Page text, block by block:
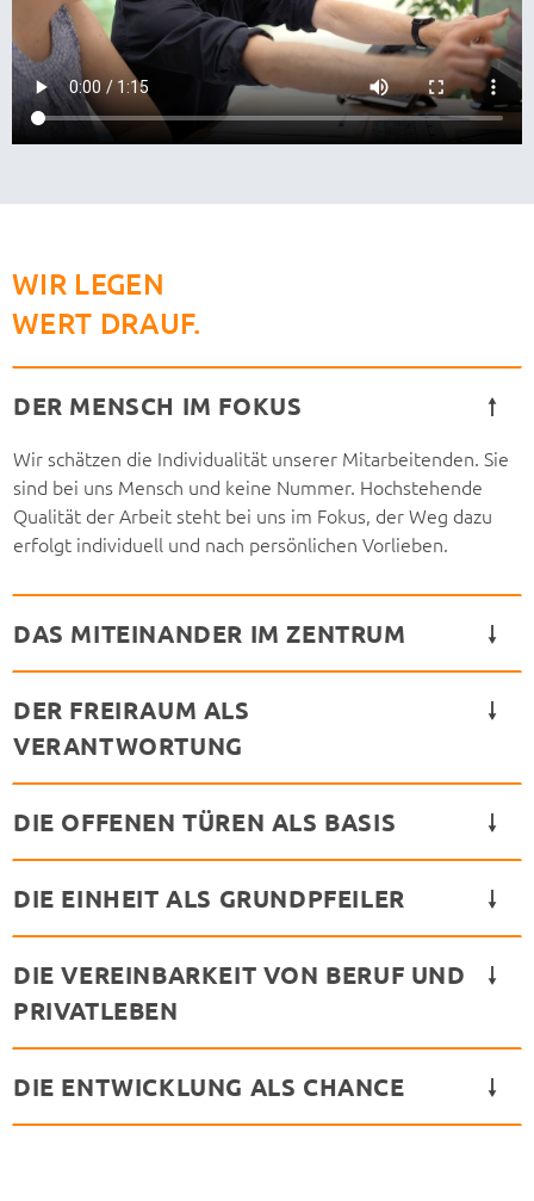
WIR LEGEN
WERT DRAUF.
DER MENSCH IM FOKUS
Wir schätzen die Individualität unserer Mitarbeitenden. Sie
sind bei uns Mensch und keine Nummer. Hochstehende
Qualität der Arbeit steht bei uns im Fokus, der Weg dazu
erfolgt individuell und nach persönlichen Vorlieben.
DAS MITEINANDER IM ZENTRUM
DER FREIRAUM ALS
VERANTWORTUNG
DIE OFFENEN TÜREN ALS BASIS
DIE EINHEIT ALS GRUNDPFEILER
DIE VEREINBARKEIT VON BERUF UND
PRIVATLEBEN
DIE ENTWICKLUNG ALS CHANCE